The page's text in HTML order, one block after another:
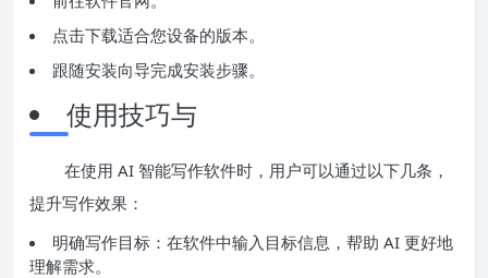
点击下载适合您设备的版本。
跟随安装向导完成安装步骤。
使用技巧与
在使用 AI 智能写作软件时，用户可以通过以下几条，
提升写作效果：
明确写作目标：在软件中输入目标信息，帮助 AI 更好地
理解需求。